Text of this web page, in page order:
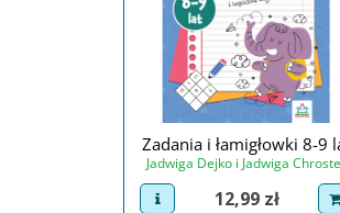
Zadania i łamigłowki 8-9
Jadwiga Dejko i Jadwiga
view product
Cena
12,99 zł